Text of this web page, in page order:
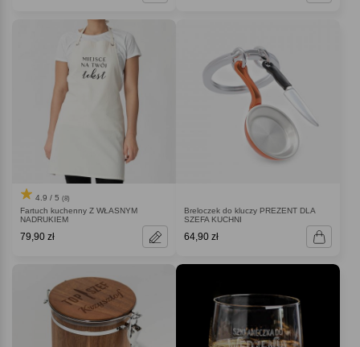
4.9 / 5 (8)
Fartuch kuchenny Z WŁASNYM
NADRUKIEM
79,90 zł
Breloczek do kluczy PREZENT DLA
SZEFA KUCHNI
64,90 zł